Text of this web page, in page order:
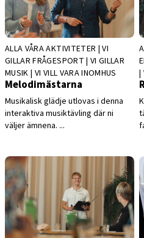
ALLA VÅRA AKTIVITETER | VI
GILLAR FRÅGESPORT | VI GILLAR
MUSIK | VI VILL VARA INOMHUS
Melodimästarna
Musikalisk glädje utlovas i denna
interaktiva musiktävling där ni
väljer ämnena. ...
|